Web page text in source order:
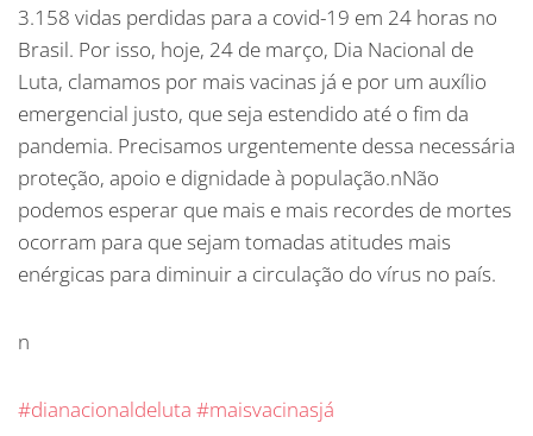
3.158 vidas perdidas para a covid-19 em 24 horas no
Brasil. Por isso, hoje, 24 de março, Dia Nacional de
Luta, clamamos por mais vacinas já e por um auxílio
emergencial justo, que seja estendido até o fim da
pandemia. Precisamos urgentemente dessa necessária
proteção, apoio e dignidade à população.nNão
podemos esperar que mais e mais recordes de mortes
ocorram para que sejam tomadas atitudes mais
enérgicas para diminuir a circulação do vírus no país.
n
#dianacionaldeluta #maisvacinasjá